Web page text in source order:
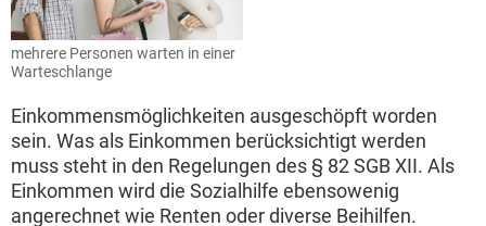
mehrere Personen warten in einer
Warteschlange
Einkommensmöglichkeiten ausgeschöpft worden
sein. Was als Einkommen berücksichtigt werden
muss steht in den Regelungen des § 82 SGB XII. Als
Einkommen wird die Sozialhilfe ebensowenig
angerechnet wie Renten oder diverse Beihilfen.